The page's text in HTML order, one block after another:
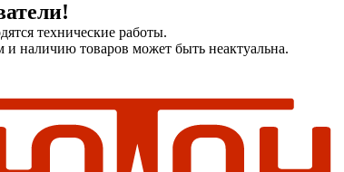
технические работы.
наличию товаров может быть неактуальна.